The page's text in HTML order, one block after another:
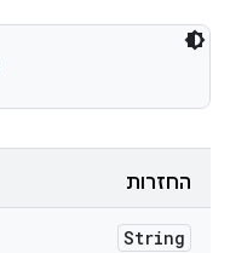
החזרות
String